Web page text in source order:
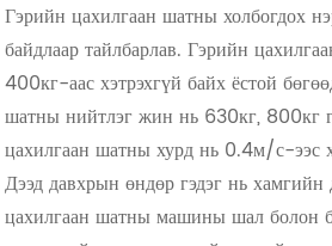
Гэрийн цахилгаан шатны холбогдох
байдлаар тайлбарлав. Гэрийн
400кг-аас хэтрэхгүй байх ёстой
шатны нийтлэг жин нь 630кг, 800кг
цахилгаан шатны хурд нь 0.4м/с-ээс
Дээд давхрын өндөр гэдэг нь хамгийн
цахилгаан шатны машины шал болон